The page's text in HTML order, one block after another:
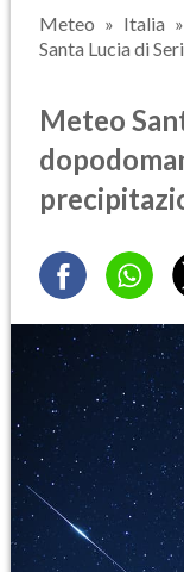
Meteo Italia
Santa Lucia di
Meteo